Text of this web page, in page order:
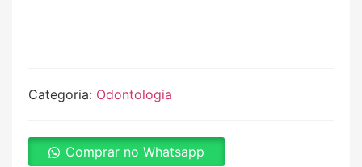
Categoria: Odontologia
Comprar no Whatsapp